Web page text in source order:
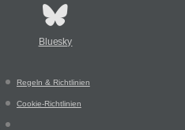
Bluesky
Regeln & Richtlinien
Cookie-Richtlinien